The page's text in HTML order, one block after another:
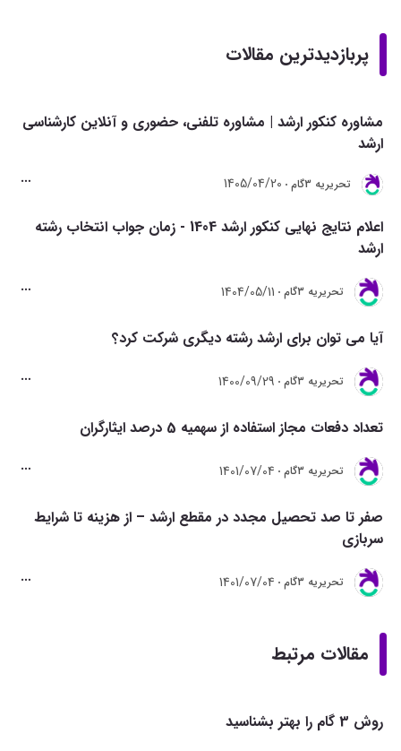
پربازدیدترین مقالات
مشاوره کنکور ارشد | مشاوره تلفنی، حضوری و آنلاین کارشناسی
ارشد
تحريريه 3گام 1405/04/20
اعلام نتایج نهایی کنکور ارشد 1404 - زمان جواب انتخاب رشته
ارشد
تحريريه 3گام 1404/05/11
آیا می توان برای ارشد رشته دیگری شرکت کرد؟
تحريريه 3گام 1400/09/29
تعداد دفعات مجاز استفاده از سهمیه 5 درصد ایثارگران
تحريريه 3گام 1401/07/04
صفر تا صد تحصیل مجدد در مقطع ارشد – از هزینه تا شرایط
سربازی
تحريريه 3گام 1401/07/04
مقالات مرتبط
روش 3 گام را بهتر بشناسید